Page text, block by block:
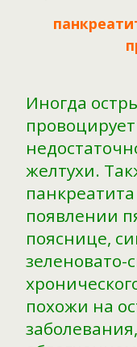
Иногда
желтухи.
появлении
пояснице,
похожи на